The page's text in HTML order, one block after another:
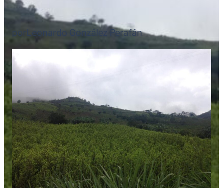
por Leonardo González Perafán